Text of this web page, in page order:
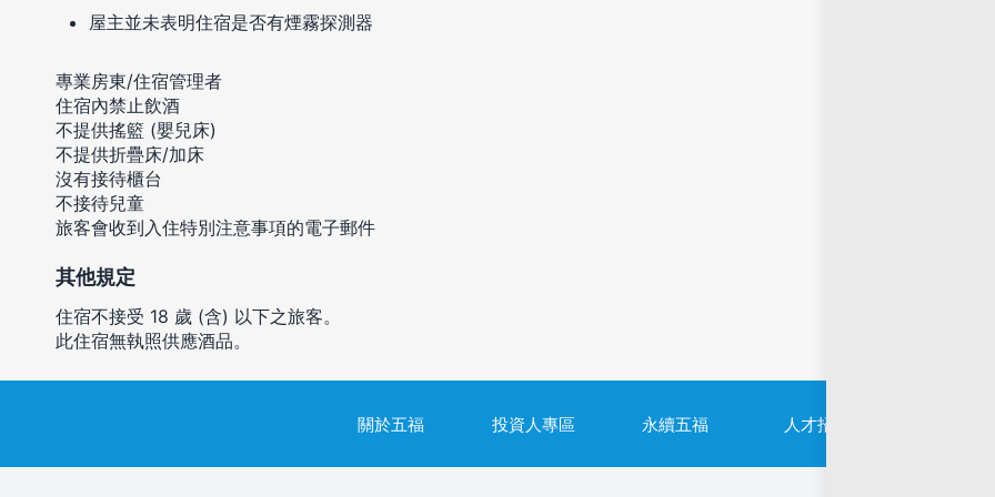
屋主並未表明住宿是否有煙霧探測器
專業房東/住宿管理者
住宿內禁止飲酒
不提供搖籃 (嬰兒床)
不提供折疊床/加床
沒有接待櫃台
不接待兒童
旅客會收到入住特別注意事項的電子郵件
其他規定
住宿不接受 18 歲 (含) 以下之旅客。
此住宿無執照供應酒品。
關於五福 投資人專區 永續五福 人才招募